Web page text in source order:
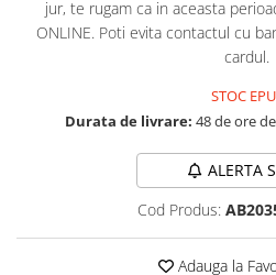
Lenjerii de pat pentru copii
Cadouri Cuplu
Pijamale de dama
Pijamale de barbati
WINTER Collection
jur, te rugam ca in aceasta
ONLINE. Poti evita contactul cu
cardul.
STOC
Durata de livrare: 48 de ore
ALERTA
Cod Produs:
Adauga la